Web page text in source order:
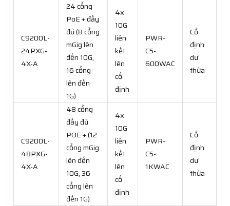
C9200L-
24PXG-
4X-A
24 cổng
PoE + đầy
đủ (8 cổng
mGig lên
đến 10G,
16 cổng
lên đến
1G)
4x
10G
liên
kết
lên
cố
định
PWR-
C5-
600WAC
Cố
định
dư
thừa
C9200L-
48PXG-
4X-A
48 cổng
đầy đủ
POE + (12
cổng mGig
lên đến
10G, 36
cổng lên
đến 1G)
4x
10G
liên
kết
lên
cố
định
PWR-
C5-
1KWAC
Cố
định
dư
thừa